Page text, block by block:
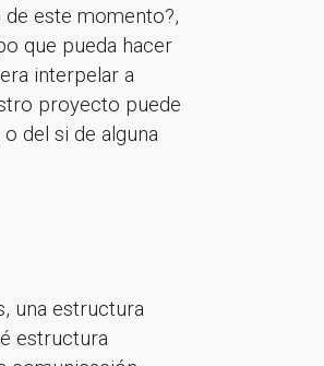
de este momento?,
que pueda hacer
interpelar a
proyecto puede
del si de alguna
una estructura
estructura